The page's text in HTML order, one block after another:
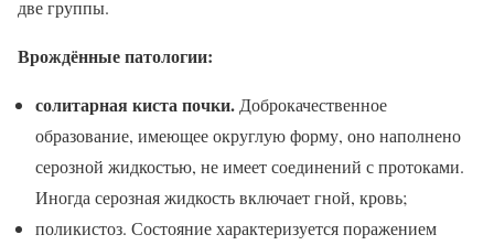
две группы.
Врождённые патологии:
солитарная киста почки. Доброкачественное
образование, имеющее округлую форму, оно наполнено
серозной жидкостью, не имеет соединений с протоками.
Иногда серозная жидкость включает гной, кровь;
поликистоз. Состояние характеризуется поражением